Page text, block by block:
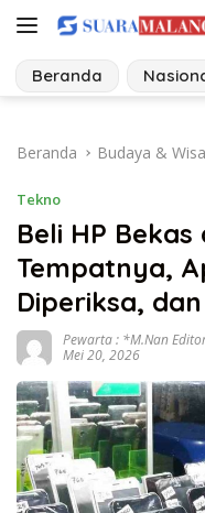
Langsung
konten
Beranda
Beranda Budaya &
Tekno
Beli HP
Tempatnya,
Diperiksa,
Pewarta : *M.Nan
Mei 20, 2026